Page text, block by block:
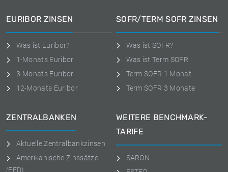
EURIBOR ZINSEN
Was ist Euribor?
1-Monats Euribor
3-Monats Euribor
12-Monats Euribor
SOFR/TERM SOFR ZINSEN
Was ist SOFR?
Was ist Term SOFR
Term SOFR 1 Monat
Term SOFR 3 Monate
ZENTRALBANKEN
Aktuelle Zentralbankzinsen
Amerikanische Zinssätze
(FED)
WEITERE BENCHMARK-
TARIFE
SARON